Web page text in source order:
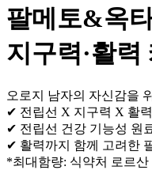
팔메토&옥
지구력·활력
오로지 남자의 자신감을
✔ 전립선 X 지구력 X 활
✔ 전립선 건강 기능성 원
✔ 활력까지 함께 고려한
*최대함량: 식약처 로르산